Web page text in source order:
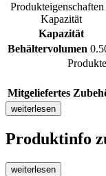
Produkteigenschaften
Kapazität
Kapazität
Behältervolumen
Mitgeliefertes
weiterlesen
Produktinfo
weiterlesen